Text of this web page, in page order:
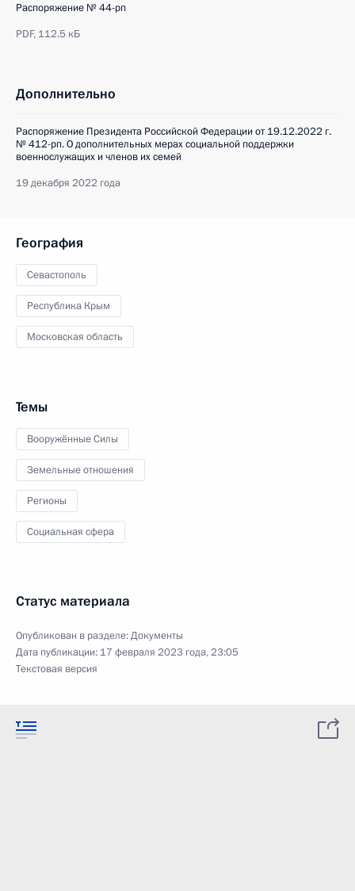
Распоряжение № 44-рп
PDF, 112.5 кБ
Дополнительно
Распоряжение Президента Российской Федерации от 19.12.2022 г.
№ 412-рп. О дополнительных мерах социальной поддержки
военнослужащих и членов их семей
19 декабря 2022 года
География
Севастополь
Республика Крым
Московская область
Темы
Вооружённые Силы
Земельные отношения
Регионы
Социальная сфера
Статус материала
Опубликован в разделе:Документы
Дата публикации: 17 февраля 2023 года, 23:05
Текстовая версия